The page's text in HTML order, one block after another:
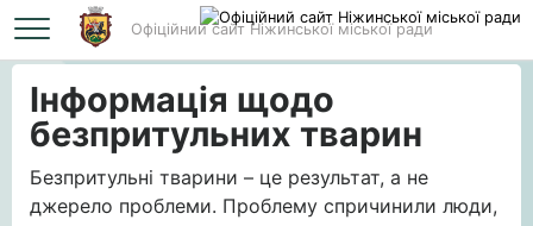
Офіційний сайт Ніжинської міської ради
Головна Інформація щодо безпритульних тварин
Інформація щодо
безпритульних тварин
Безпритульні тварини – це результат, а не
джерело проблеми. Проблему спричинили люди,